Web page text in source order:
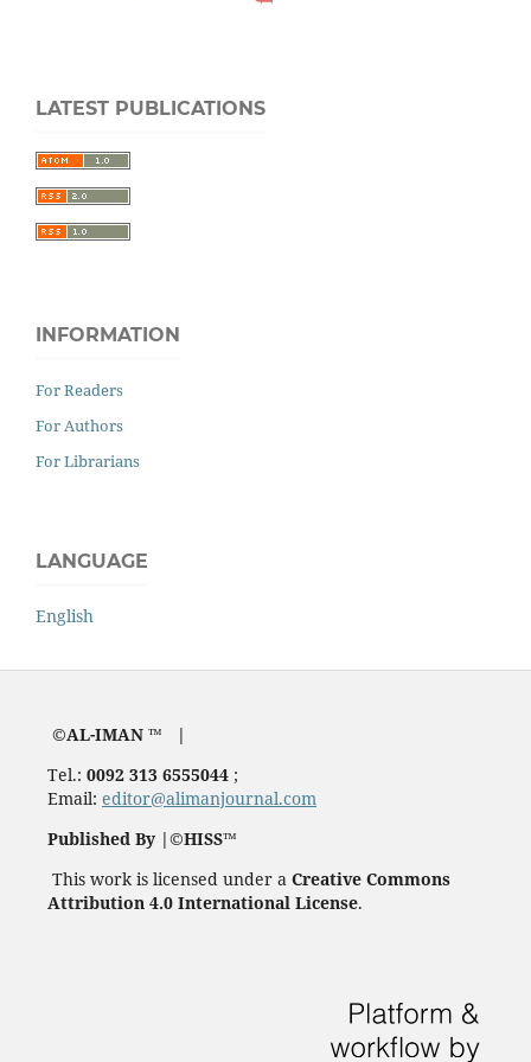
LATEST PUBLICATIONS
INFORMATION
For Readers
For Authors
For Librarians
LANGUAGE
English
©AL-IMAN ™ |
Tel.: 0092 313 6555044;
Email: editor@alimanjournal.com
Published By |©HISS™
This work is licensed under a Creative Commons
Attribution 4.0 International License.